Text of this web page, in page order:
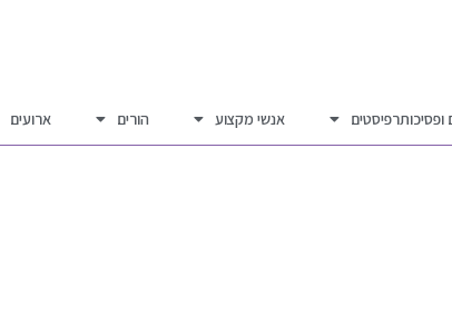
ופסיכותרפיסטים אנשי מקצוע הורים ארועים